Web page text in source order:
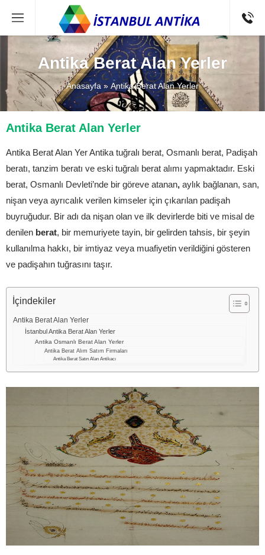
Antika Berat Alan Yerler
Anasayfa»Antika Berat Alan Yerler
Antika Berat Alan Yerler
Antika Berat Alan Yer Antika tuğralı berat, Osmanlı berat, Padişah
beratı, tanzim beratı ve eski tuğralı berat alımı yapmaktadır. Eski
berat, Osmanlı Devleti’nde bir göreve atanan, aylık bağlanan, san,
nişan veya ayrıcalık verilen kimseler için çıkarılan padişah
buyruğudur. Bir adı da nişan olan ve ilk devirlerde biti ve misal de
denilen berat, bir memuriyete tayin, bir gelirden tahsis, bir şeyin
kullanılma hakkı, bir imtiyaz veya muafiyetin verildiğini gösteren
ve padişahın tuğrasını taşır.
İçindekiler
Antika Berat Alan Yerler
İstanbul Antika Berat Alan Yerler
Antika Osmanlı Berat Alan Yerler
Antika Berat Alım Satım Firmaları
Antika Berat Satın Alan Antikacı